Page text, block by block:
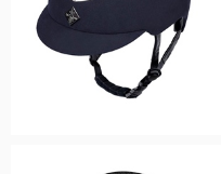
ELT
COVALLIERO